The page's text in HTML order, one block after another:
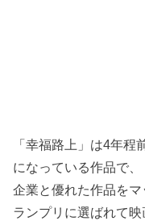
「幸福路上」は4年
になっている作品で
企業と優れた作品を
ランプリに選ばれて